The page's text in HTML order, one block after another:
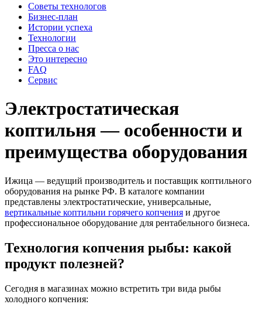
Советы технологов
Бизнес-план
Истории успеха
Технологии
Пресса о нас
Это интересно
FAQ
Сервис
Электростатическая
коптильня — особенности и
преимущества оборудования
Ижица — ведущий производитель и поставщик коптильного
оборудования на рынке РФ. В каталоге компании
представлены электростатические, универсальные,
вертикальные коптильни горячего копчения и другое
профессиональное оборудование для рентабельного бизнеса.
Технология копчения рыбы: какой
продукт полезней?
Сегодня в магазинах можно встретить три вида рыбы
холодного копчения: